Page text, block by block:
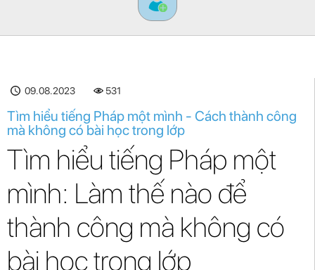
09.08.2023 531
Tìm hiểu tiếng Pháp một mình - Cách thành công
mà không có bài học trong lớp
Tìm hiểu tiếng Pháp một
mình: Làm thế nào để
thành công mà không có
bài học trong lớp